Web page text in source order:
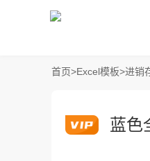
首页>Excel模板>进销
蓝色